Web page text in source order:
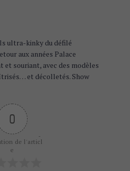
ultra-kinky du défilé
aux années Palace
et souriant, avec des modèles
et décolletés. Show
0
de l'articl
e